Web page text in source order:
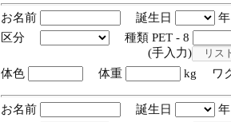
お名前 誕生日
区分
種類 PET - 8
(手入力)
体色
体重 kg ワ
お名前 誕生日